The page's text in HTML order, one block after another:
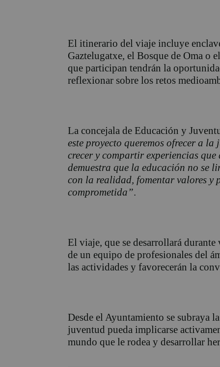
El itinerario del viaje incluye
Gaztelugatxe, el Bosque de Oma o
que participan tendrán la
reflexionar sobre los retos
La concejala de Educación y
este proyecto queremos ofrecer a
crecer y compartir experiencias
demuestra que la educación no se
con la realidad, fomentar valores y
comprometida”.
El viaje, que se desarrollará
de un equipo de profesionales del
las actividades y favorecerán la
Desde el Ayuntamiento se subraya
juventud pueda implicarse
mundo que le rodea y desarrollar